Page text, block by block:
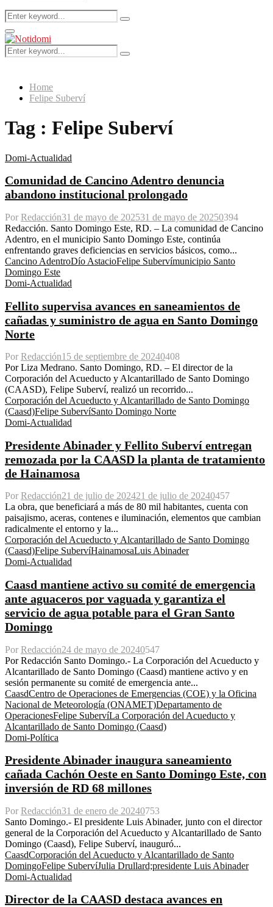
Search
for:
Search
Primary
Menu
Search
for:
Search
Home
Felipe Suberví
Tag : Felipe Suberví
Domi-Actualidad
Comunidad de Cancino Adentro denuncia
abandono institucional prolongado
Por Redacción31 de mayo de 202531 de mayo de 20250394
Redacción. Santo Domingo Este, RD. – La comunidad de Cancino
Adentro, en el municipio Santo Domingo Este, continúa
enfrentando graves deficiencias en servicios básicos, como...
Cancino AdentroDío AstacioFelipe Subervímunicipio Santo
Domingo Este
Domi-Actualidad
Fellito supervisa avances en saneamientos de
cañadas y suministro de agua en Santo Domingo
Norte
Por Redacción15 de septiembre de 20240408
Por Liza Medrano. Santo Domingo, RD. – El director de la
Corporación del Acueducto y Alcantarillado de Santo Domingo
(CAASD), Felipe Suberví, realizó un recorrido...
Corporación del Acueducto y Alcantarillado de Santo Domingo
(Caasd)Felipe SubervíSanto Domingo Norte
Domi-Actualidad
Presidente Abinader y Fellito Suberví entregan
remozada por la CAASD la planta de tratamiento
de Hainamosa
Por Redacción21 de julio de 202421 de julio de 20240457
La obra, que beneficiará a más de 80 mil habitantes, cuenta con
paisajismo, aceras, contenes e iluminación, elementos que cambian
radicalmente el entorno y la...
Corporación del Acueducto y Alcantarillado de Santo Domingo
(Caasd)Felipe SubervíHainamosaLuis Abinader
Domi-Actualidad
Caasd mantiene activo su comité de emergencia
ante aguaceros por vaguada y garantiza el
servicio de agua potable para el Gran Santo
Domingo
Por Redacción24 de mayo de 20240547
Por Redacción Santo Domingo.- La Corporación del Acueducto y
Alcantarillado de Santo Domingo (Caasd) mantiene activo y en
sesión permanente su comité de emergencia ante...
CaasdCentro de Operaciones de Emergencias (COE) y la Oficina
Nacional de Meteorología (ONAMET)Departamento de
OperacionesFelipe SubervíLa Corporación del Acueducto y
Alcantarillado de Santo Domingo (Caasd)
Domi-Política
Presidente Abinader inaugura saneamiento
cañada Cachón Oeste en Santo Domingo Este, con
inversión de RD 68 millones
Por Redacción31 de enero de 20240753
Santo Domingo.- El presidente Luis Abinader, junto con el director
general de la Corporación del Acueducto y Alcantarillado de Santo
Domingo (Caasd), Felipe Suberví, inauguró...
CaasdCorporación del Acueducto y Alcantarillado de Santo
DomingoFelipe SubervíJulia Drullard;presidente Luis Abinader
Domi-Actualidad
Director de la CAASD destaca avances en